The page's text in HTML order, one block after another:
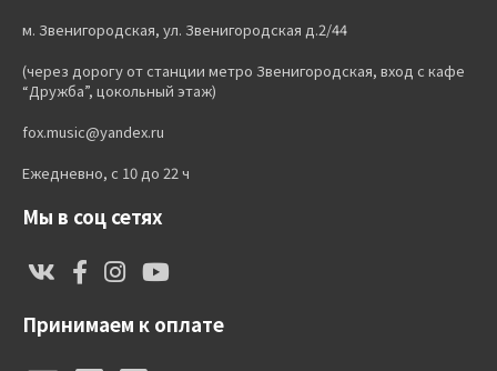
м. Звенигородская, ул. Звенигородская д.2/44
(через дорогу от станции метро Звенигородская, вход с кафе
“Дружба”, цокольный этаж)
fox.music@yandex.ru
Ежедневно, с 10 до 22 ч
Мы в соц сетях
Принимаем к оплате